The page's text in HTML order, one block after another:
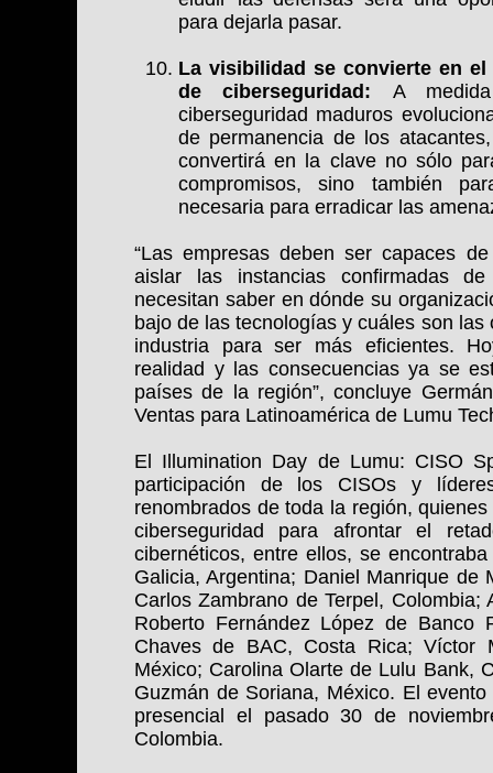
para dejarla pasar.
La visibilidad se convierte en
de ciberseguridad: A
ciberseguridad maduros
de permanencia de los
convertirá en la clave no sólo
compromisos, sino también
necesaria para erradicar las
“Las empresas deben ser capaces
aislar las instancias confirmadas
necesitan saber en dónde su
bajo de las tecnologías y cuáles son
industria para ser más eficientes.
realidad y las consecuencias ya se
países de la región”, concluye
Ventas para Latinoamérica de Lumu
El Illumination Day de Lumu: CISO
participación de los CISOs y
renombrados de toda la región,
ciberseguridad para afrontar el
cibernéticos, entre ellos, se
Galicia, Argentina; Daniel Manrique de
Carlos Zambrano de Terpel, Colombia;
Roberto Fernández López de Banco
Chaves de BAC, Costa Rica; Víctor
México; Carolina Olarte de Lulu Bank,
Guzmán de Soriana, México. El
presencial el pasado 30 de
Colombia.